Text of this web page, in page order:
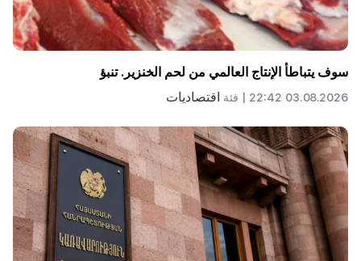
سوف يتباطأ الإنتاج العالمي من لحم الخنزير. تنبؤ
03.08.2026 22:42 | فئة اقتصاديات